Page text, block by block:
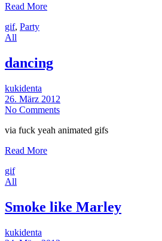
Read More
gif, Party
All
dancing
kukidenta
26. März 2012
No Comments
via fuck yeah animated gifs
Read More
gif
All
Smoke like Marley
kukidenta